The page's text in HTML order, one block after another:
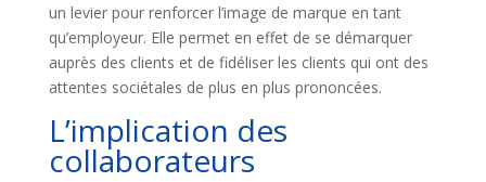
un levier pour renforcer l’image de marque en tant
qu’employeur. Elle permet en effet de se démarquer
auprès des clients et de fidéliser les clients qui ont des
attentes sociétales de plus en plus prononcées.
L’implication des
collaborateurs